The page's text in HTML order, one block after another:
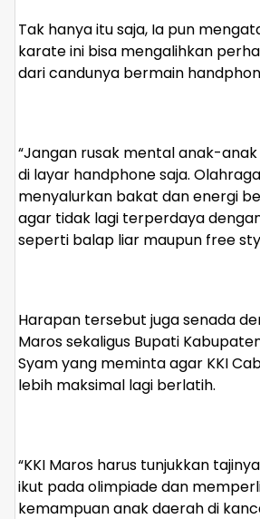
Tak hanya itu saja, Ia pun
karate ini bisa mengalihkan
dari candunya bermain
“Jangan rusak mental anak-
di layar handphone saja.
menyalurkan bakat dan energi
agar tidak lagi terperdaya
seperti balap liar maupun free
Harapan tersebut juga senada
Maros sekaligus Bupati
Syam yang meminta agar KKI
lebih maksimal lagi berlatih.
“KKI Maros harus tunjukkan
ikut pada olimpiade dan
kemampuan anak daerah di